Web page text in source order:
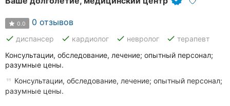
0.0 0 отзывов
done диспансер done кардиолог done невролог done терапевт
Консультации, обследование, лечение; опытный персонал;
разумные цены.
Консультации, обследование, лечение; опытный персонал;
разумные цены.